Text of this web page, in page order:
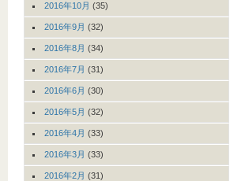
2016年10月 (35)
2016年9月 (32)
2016年8月 (34)
2016年7月 (31)
2016年6月 (30)
2016年5月 (32)
2016年4月 (33)
2016年3月 (33)
2016年2月 (31)